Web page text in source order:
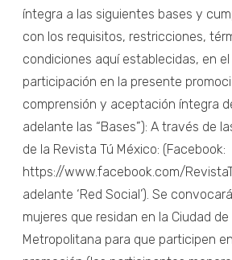
íntegra a las siguientes bases y
con los requisitos, restricciones,
condiciones aquí establecidas, en
participación en la presente
comprensión y aceptación íntegra
adelante las “Bases”): A través de
de la Revista Tú México: (Facebook:
https://www.facebook.com/
adelante ‘Red Social’). Se
mujeres que residan en la Ciudad
Metropolitana para que participen